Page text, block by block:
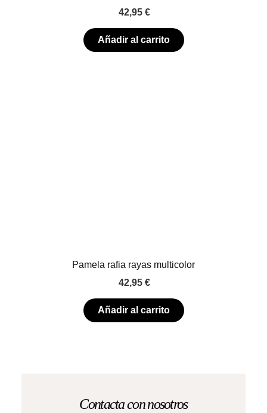
42,95 €
Añadir al carrito
Pamela rafia rayas multicolor
42,95 €
Añadir al carrito
Contacta con nosotros